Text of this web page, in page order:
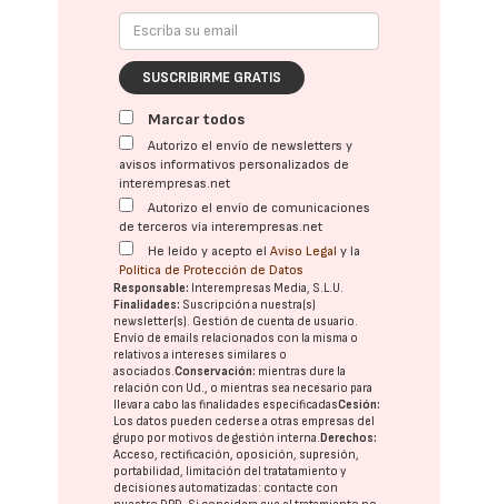
SUSCRIBIRME GRATIS
Marcar todos
Autorizo el envío de newsletters y
avisos informativos personalizados de
interempresas.net
Autorizo el envío de comunicaciones
de terceros vía interempresas.net
He leído y acepto elAviso Legal y la
Política de Protección de Datos
Responsable: Interempresas Media, S.L.U.
Finalidades: Suscripción a nuestra(s)
newsletter(s). Gestión de cuenta de usuario.
Envío de emails relacionados con la misma o
relativos a intereses similares o
asociados.Conservación: mientras dure la
relación con Ud., o mientras sea necesario para
llevar a cabo las finalidades especificadasCesión:
Los datos pueden cederse a otras empresas del
grupo por motivos de gestión interna.Derechos:
Acceso, rectificación, oposición, supresión,
portabilidad, limitación del tratatamiento y
decisiones automatizadas: contacte con